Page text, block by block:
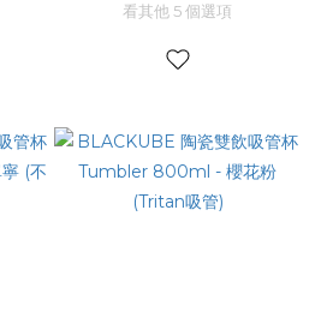
看其他 5 個選項